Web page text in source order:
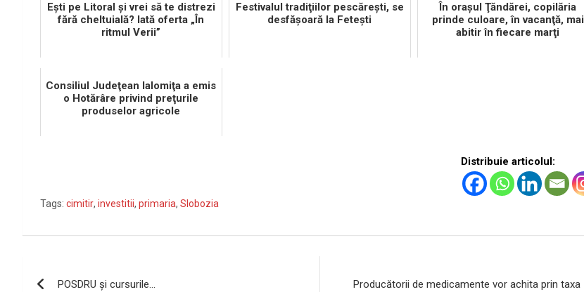
Eşti pe Litoral şi vrei să te distrezi
fără cheltuială? Iată oferta „În
ritmul Verii”
Festivalul tradiţiilor pescăreşti, se
desfăşoară la Feteşti
În oraşul Ţăndărei, copilăria
prinde culoare, în vacanţă, mai
abitir în fiecare marţi
Consiliul Judeţean Ialomiţa a emis
o Hotărâre privind preţurile
produselor agricole
Distribuie articolul:
Tags: cimitir, investitii, primaria, Slobozia
POSDRU şi cursurile…
Producătorii de medicamente vor achita prin taxa